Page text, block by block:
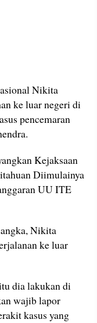
Nikita
ke luar negeri di
pencemaran
Kejaksaan
Diimulainya
UU ITE
Nikita
ke luar
dia lakukan di
wajib lapor
kasus yang